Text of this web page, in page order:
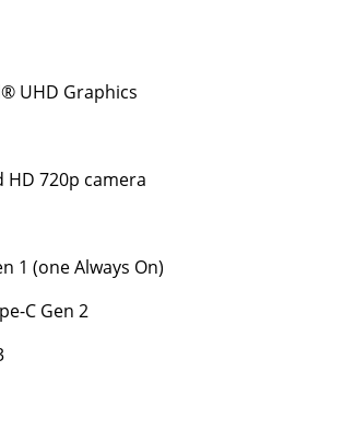
UHD Graphics
HD 720p camera
1 (one Always On)
C Gen 2